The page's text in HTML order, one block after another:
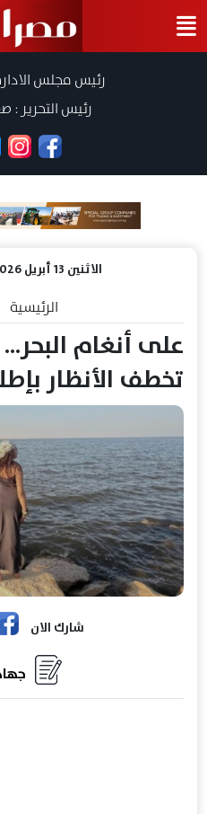
رئيس مجلس
رئيس التحرير
الاثنين 13 أبريل 2026 | 11:39 م
الرئيسية
على أنغام
تخطف الأنظار
شارك الان